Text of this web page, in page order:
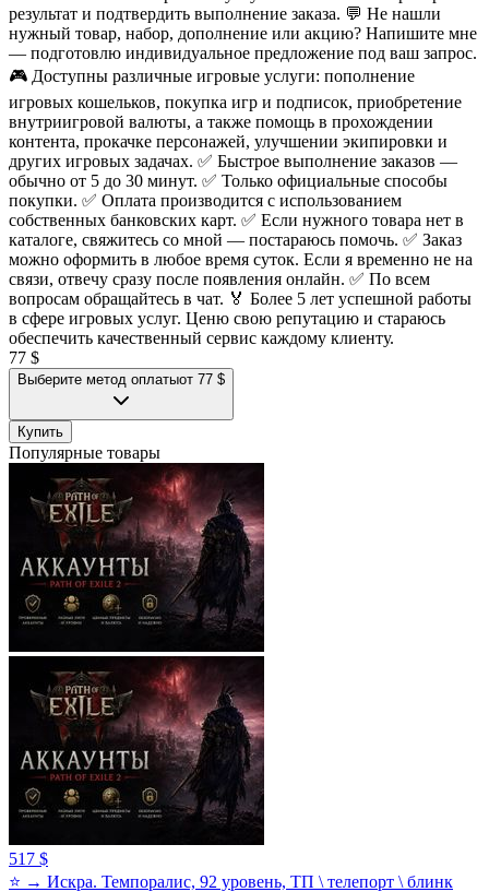
результат и подтвердить выполнение заказа. 💬 Не нашли
нужный товар, набор, дополнение или акцию? Напишите мне
— подготовлю индивидуальное предложение под ваш запрос.
🎮 Доступны различные игровые услуги: пополнение
игровых кошельков, покупка игр и подписок, приобретение
внутриигровой валюты, а также помощь в прохождении
контента, прокачке персонажей, улучшении экипировки и
других игровых задачах. ✅ Быстрое выполнение заказов —
обычно от 5 до 30 минут. ✅ Только официальные способы
покупки. ✅ Оплата производится с использованием
собственных банковских карт. ✅ Если нужного товара нет в
каталоге, свяжитесь со мной — постараюсь помочь. ✅ Заказ
можно оформить в любое время суток. Если я временно не на
связи, отвечу сразу после появления онлайн. ✅ По всем
вопросам обращайтесь в чат. 🏅 Более 5 лет успешной работы
в сфере игровых услуг. Ценю свою репутацию и стараюсь
обеспечить качественный сервис каждому клиенту.
77 $
Выберите метод оплатыот 77 $
Купить
Популярные товары
517 $
⭐ → Искра. Темпоралис, 92 уровень, ТП \ телепорт \ блинк